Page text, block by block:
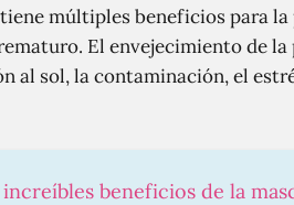
múltiples beneficios para
El envejecimiento de
al sol, la contaminación, el
increíbles beneficios de la